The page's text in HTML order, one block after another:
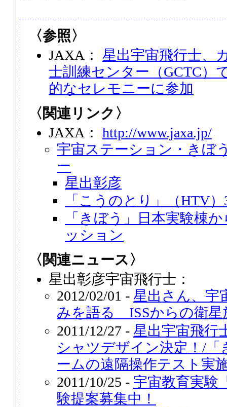
〈参照〉
JAXA： 星出宇宙飛行士、
士訓練センター（GCTC）
的なセレモニーに参加
〈関連リンク〉
JAXA： http://www.jaxa.jp/
宇宙ステーション・きぼ
ー
星出彰彦
「こうのとり」（HTV
「きぼう」日本実験棟
ッション
〈関連ニュース〉
星出彰彦宇宙飛行士：
2012/02/01 - 星出さん、宇
みを語る ISSからの衛星
2011/12/27 - 星出宇宙飛行
シャツデザイン決定！/
ームの遠隔操作テスト実
2011/10/25 - 宇宙教育実験
験提案募集中！